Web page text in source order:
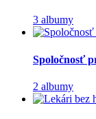
3 albumy
Spoločnosť
2 albumy